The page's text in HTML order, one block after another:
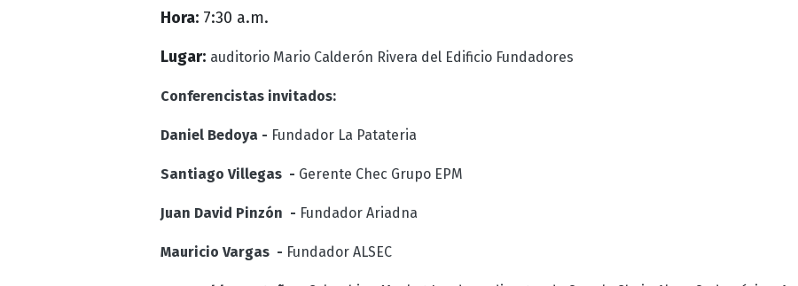
Hora: 7:30 a.m.
Lugar: auditorio Mario Calderón Rivera del Edificio Fundadores
Conferencistas invitados:
Daniel Bedoya - Fundador La Patateria
Santiago Villegas - Gerente Chec Grupo EPM
Juan David Pinzón - Fundador Ariadna
Mauricio Vargas - Fundador ALSEC